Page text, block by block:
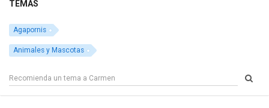
TEMAS
Agapornis
Animales y Mascotas